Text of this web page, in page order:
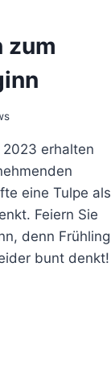
zum
erhalten
eine Tulpe als
Feiern Sie
denn Frühling
bunt denkt!